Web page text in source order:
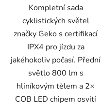
Kompletní sada
cyklistických světel
značky Geko s certifikací
IPX4 pro jízdu za
jakéhokoliv počasí. Přední
světlo 800 lm s
hliníkovým tělem a 2×
COB LED chipem osvítí